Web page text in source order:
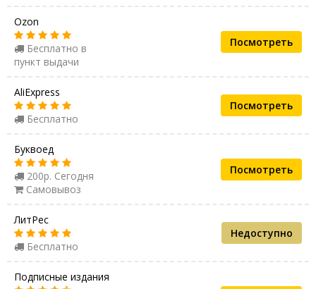
Ozon
Бесплатно в
пункт выдачи
Посмотреть
AliExpress
Бесплатно
Посмотреть
Буквоед
200р. Сегодня
Самовывоз
Посмотреть
ЛитРес
Бесплатно
Недоступно
Подписные издания